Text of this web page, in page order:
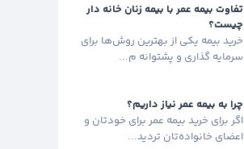
تفاوت بیمه عمر با بیمه زنان خانه دار
چیست؟
خرید بیمه یکی از بهترین روش‌ها برای
سرمایه گذاری و پشتوانه م...
چرا به بیمه عمر نیاز داریم؟
اگر برای خرید بیمه عمر برای خودتان و
اعضای خانواده‌تان تردید...